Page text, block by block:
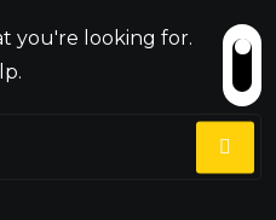
you're looking for.